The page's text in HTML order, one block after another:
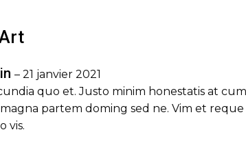
– 21 janvier 2021
quo et. Justo minim honestatis at
partem doming sed ne. Vim et
vis.